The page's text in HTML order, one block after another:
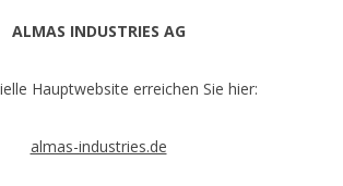
ALMAS INDUSTRIES AG
Hauptwebsite erreichen Sie hier:
almas-industries.de